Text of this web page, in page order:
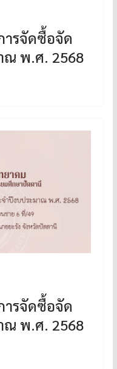
รจัดซื้อจัด
ณ พ.ศ. 2568
รจัดซื้อจัด
ณ พ.ศ. 2568